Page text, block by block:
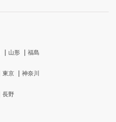
山形
福島
東京
神奈川
長野